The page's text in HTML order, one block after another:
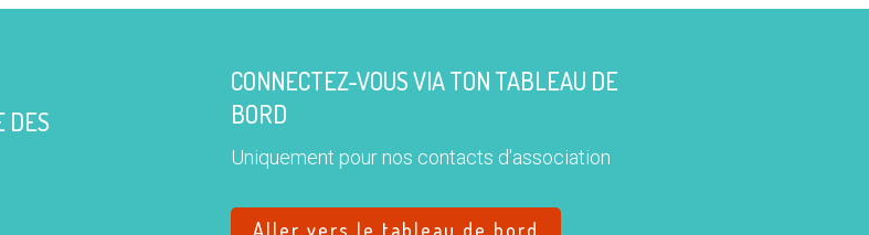
DES
CONNECTEZ-VOUS VIA TON TABLEAU DE
BORD
Uniquement pour nos contacts d'association
Aller vers le tableau de bord